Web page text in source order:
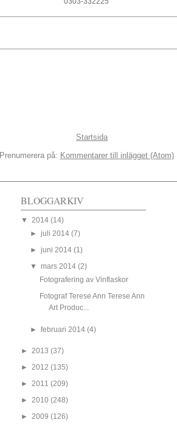
Startsida
Prenumerera på: Kommentarer till inlägget (Atom)
BLOGGARKIV
▼2014(14)
►juli 2014(7)
►juni 2014(1)
▼mars 2014(2)
Fotografering av Vinflaskor
Fotograf Terese Ann Terese Ann
Art Produc...
►februari 2014(4)
► 2013(37)
► 2012(135)
►2011(209)
►2010(248)
►2009(126)